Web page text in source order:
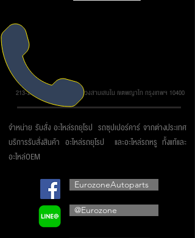
213-215 ถ.วิภาวดี รังสิต แขวงสามเสนใน เขตพญาไท กรุงเทพฯ 10400
จำหน่าย รับสั่ง อะไหล่รถยุโรป รถซุปเปอร์คาร์ จากต่างประเทศ
บริการรับสั่งสินค้า อะไหล่รถยุโรป และอะไหล่รถหรู ทั้งแท้และ
อะไหล่OEM
EurozoneAutoparts
@Eurozone